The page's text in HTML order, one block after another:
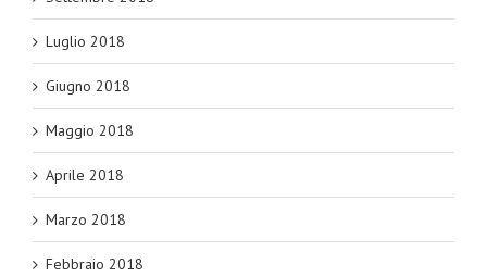
Luglio 2018
Giugno 2018
Maggio 2018
Aprile 2018
Marzo 2018
Febbraio 2018